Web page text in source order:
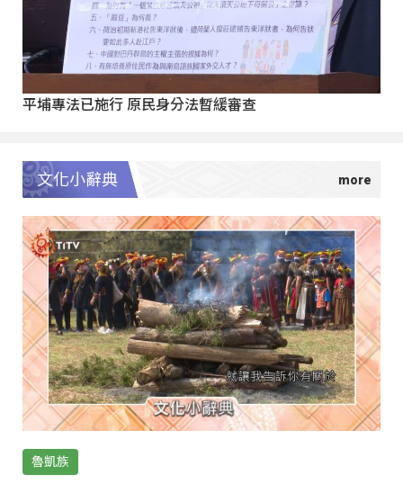
平埔專法已施行 原民身分法暫緩審查
文化小辭典
魯凱族